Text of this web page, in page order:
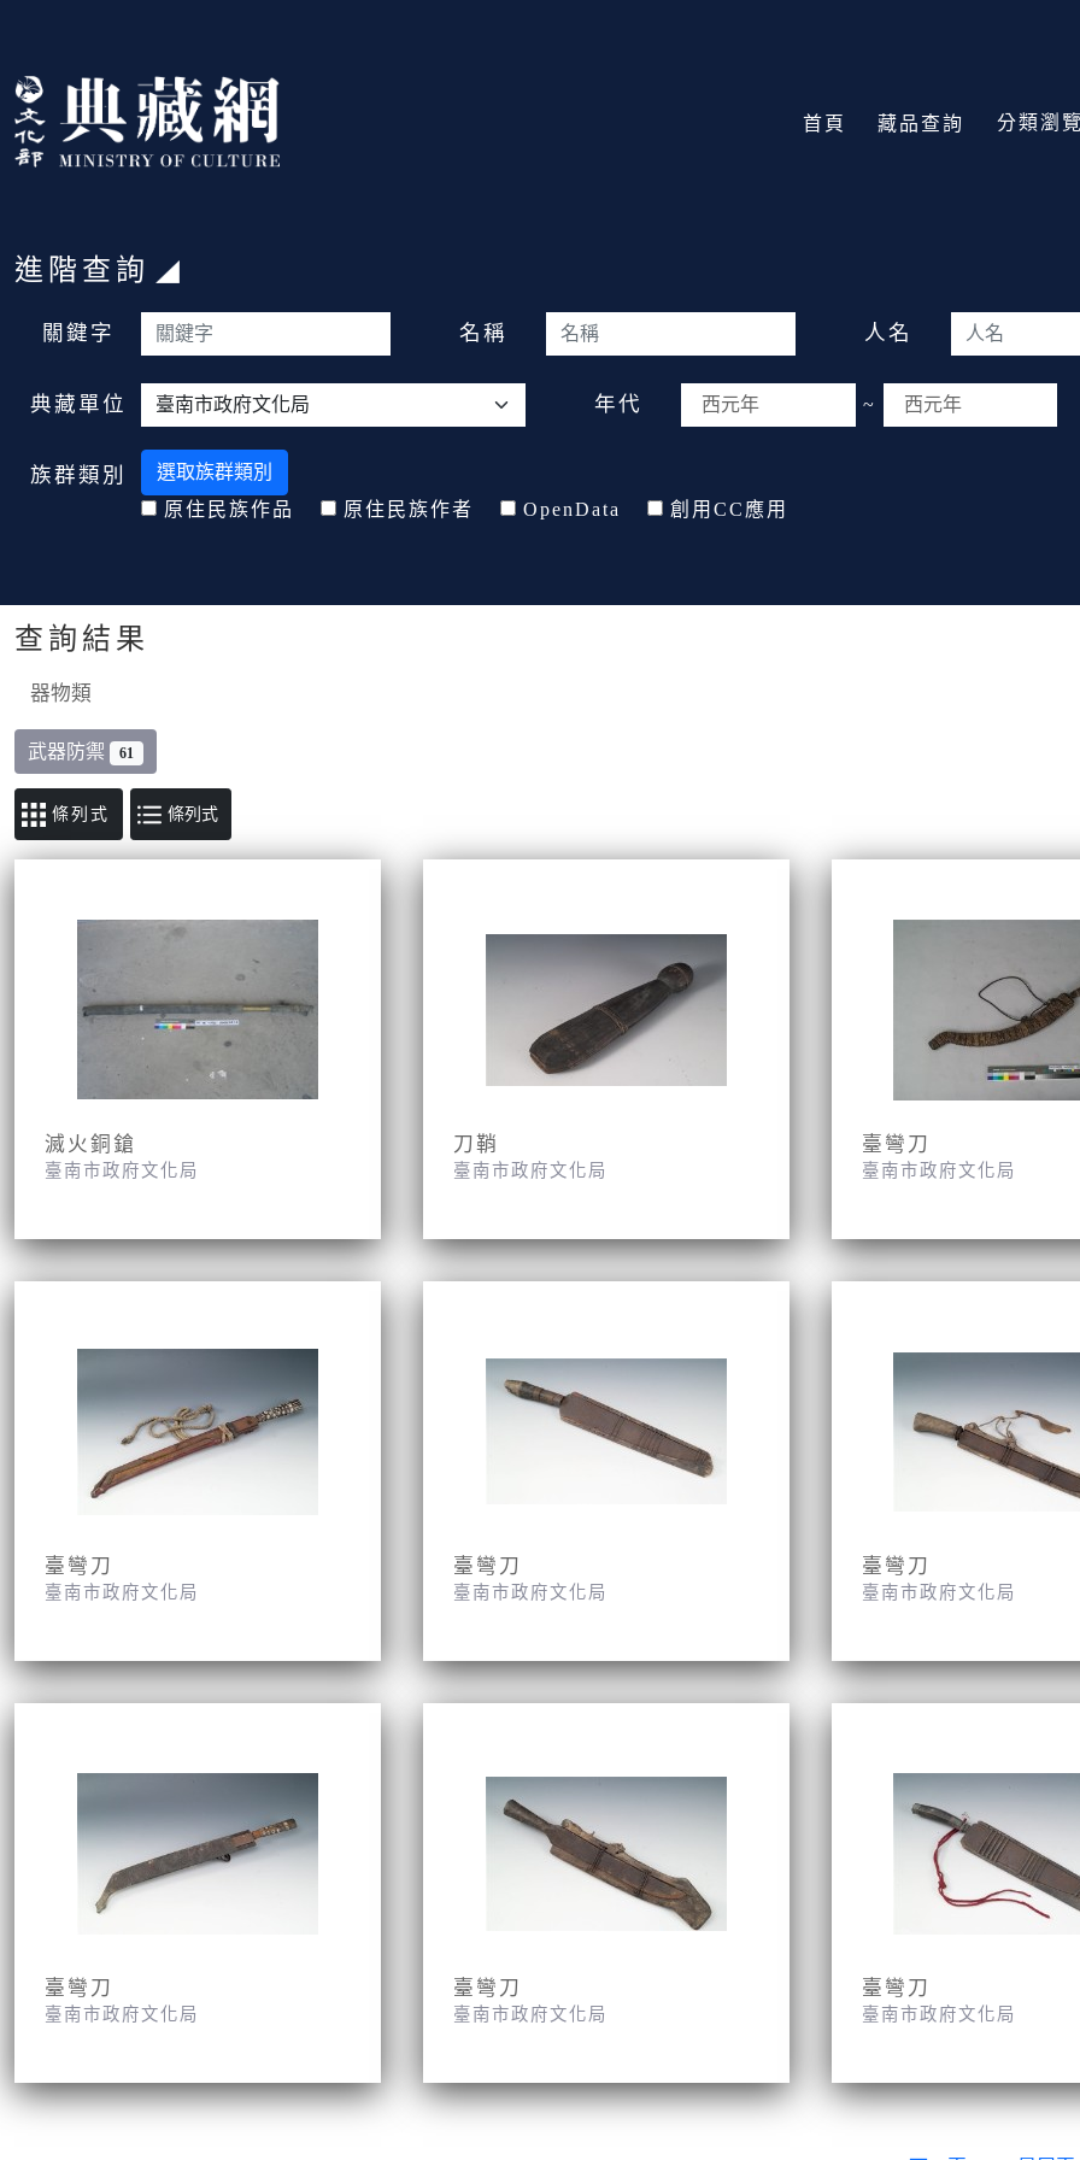
::: 首頁 藏品查詢 分類瀏
:::
進階查詢
關鍵字 名稱 人名
典藏單位 年代 ~
族群類別
選取族群類別
原住民族作品
原住民族作者 OpenData 創用CC應用
查詢結果
器物類
武器防禦 61
條列式
滅火銅鎗
臺南市政府文化局
刀鞘
臺南市政府文化局
臺彎刀
臺南市政府文化局
臺彎刀
臺南市政府文化局
臺彎刀
臺南市政府文化局
臺彎刀
臺南市政府文化局
臺彎刀
臺南市政府文化局
臺彎刀
臺南市政府文化局
臺彎刀
臺南市政府文化局